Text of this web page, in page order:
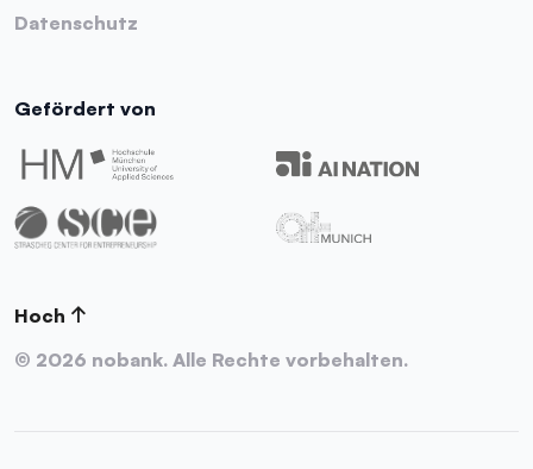
Datenschutz
Gefördert von
Hoch ↑
© 2026 nobank. Alle Rechte vorbehalten.